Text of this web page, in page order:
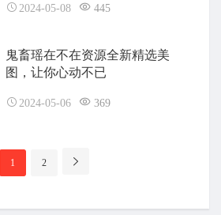
2024-05-08 445
鬼畜瑶在不在资源全新精选美
图，让你心动不已
2024-05-06 369
1 2